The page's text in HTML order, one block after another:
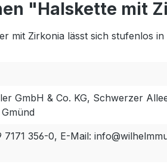
"Halskette mit
mit Zirkonia lässt sich stufenlos
GmbH & Co. KG, Schwerzer
7171 356-0, E-Mail: